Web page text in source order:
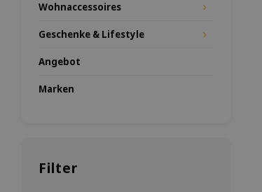
Wohnaccessoires
Geschenke & Lifestyle
Angebot
Marken
Filter